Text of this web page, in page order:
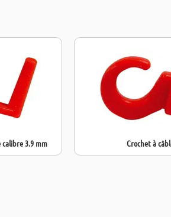
3.9 mm Crochet à